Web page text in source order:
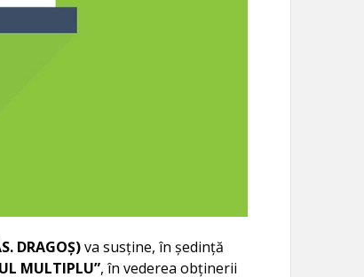
DRAGOŞ)va susţine, în şedinţă
MULTIPLU”, în vederea obţinerii